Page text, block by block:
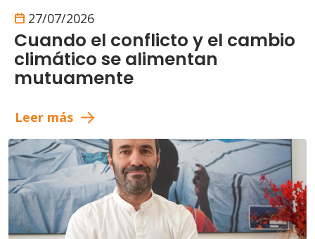
27/07/2026
Cuando el conflicto y el cambio
climático se alimentan
mutuamente
Leer más